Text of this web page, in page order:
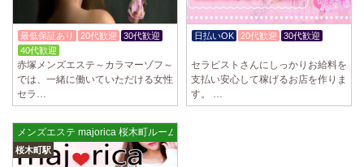
最低保証あり 20代歓迎
30代歓迎
40代歓迎
赤塚メンズエステ～カラマーゾフ～
では、一緒に働いていただける女性
セラ…
日払いOK 20代歓迎
30代歓迎
セラピストさんにしっかりお給料を
支払い安心して稼げるお店を作りま
す。 …
メンズエステ majorica 桜木町ルーム
桜木町駅